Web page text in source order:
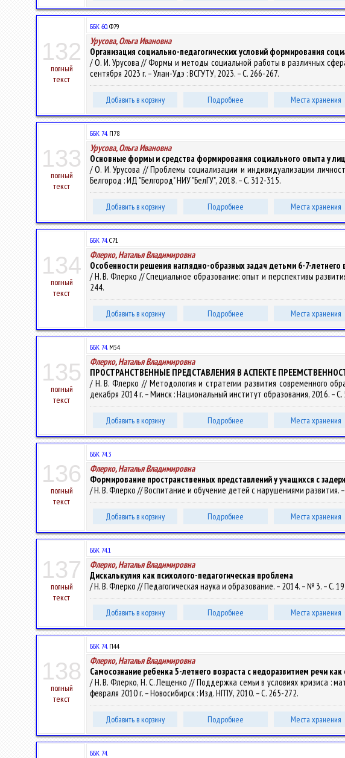
132
полный
текст
ББК 60.Ф79
Урусова, Ольга Ивановна
Организация социально-педагогических условий формирования
/ О. И. Урусова // Формы и методы социальной работы в различных
сентября 2023 г. – Улан-Удэ : ВСГУТУ, 2023. – С. 266-267.
Добавить в корзину Подробнее Места хранения
133
полный
текст
ББК 74.П78
Урусова, Ольга Ивановна
Основные формы и средства формирования социального опыта у
/ О. И. Урусова // Проблемы социализации и индивидуализации
Белгород : ИД "Белгород" НИУ "БелГУ", 2018. – С. 312-315.
Добавить в корзину Подробнее Места хранения
134
полный
текст
ББК 74.С71
Флерко, Наталья Владимировна
Особенности решения наглядно-образных задач детьми 6-7-летнего
/ Н. В. Флерко // Специальное образование: опыт и перспективы
244.
Добавить в корзину Подробнее Места хранения
135
полный
текст
ББК 74.М54
Флерко, Наталья Владимировна
ПРОСТРАНСТВЕННЫЕ ПРЕДСТАВЛЕНИЯ В АСПЕКТЕ
/ Н. В. Флерко // Методология и стратегии развития современного
декабря 2014 г. – Минск : Национальный институт образования, 2016. – С.
Добавить в корзину Подробнее Места хранения
136
полный
текст
ББК 74.3
Флерко, Наталья Владимировна
Формирование пространственных представлений у учащихся с
/ Н. В. Флерко // Воспитание и обучение детей с нарушениями развития.
Добавить в корзину Подробнее Места хранения
137
полный
текст
ББК 74.1
Флерко, Наталья Владимировна
Дискалькулия как психолого-педагогическая проблема
/ Н. В. Флерко // Педагогическая наука и образование. – 2014. – № 3. – С.
Добавить в корзину Подробнее Места хранения
138
полный
текст
ББК 74.П44
Флерко, Наталья Владимировна
Самосознание ребенка 5-летнего возраста с недоразвитием речи
/ Н. В. Флерко, Н. С. Лещенко // Поддержка семьи в условиях кризиса :
февраля 2010 г. – Новосибирск : Изд. НГПУ, 2010. – С. 265-272.
Добавить в корзину Подробнее Места хранения
ББК 74.